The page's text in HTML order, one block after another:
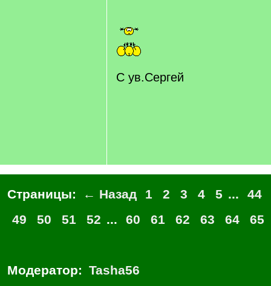
С ув.Сергей
Страницы: ← Назад 1 2 3 4 5 ...
44
49
50 51 52 ... 60 61 62 63 64 65
Модератор: Tasha56